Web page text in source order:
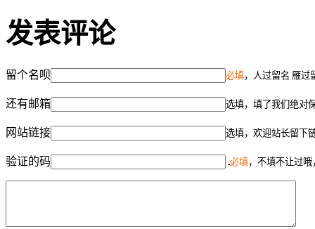
发表评论
留个名呗 必填，人过留名 雁过
还有邮箱 选填，填了我们绝对
网站链接 选填，欢迎站长留下
验证的码 必填，不填不让过